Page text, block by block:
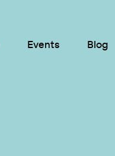
Events Blog